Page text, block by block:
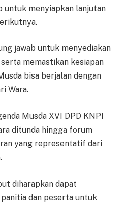
untuk menyiapkan lanjutan
jawab untuk menyediakan
memastikan kesiapan
bisa berjalan dengan
Wara.
Musda XVI DPD KNPI
ditunda hingga forum
yang representatif dari
diharapkan dapat
dan peserta untuk